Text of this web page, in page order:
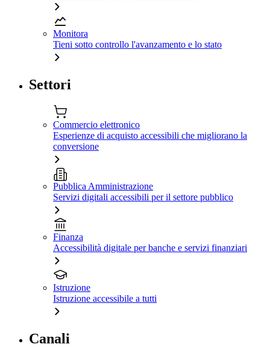
Monitora
Tieni sotto controllo l'avanzamento e lo stato
Settori
Commercio elettronico
Esperienze di acquisto accessibili che migliorano la
conversione
Pubblica Amministrazione
Servizi digitali accessibili per il settore pubblico
Finanza
Accessibilità digitale per banche e servizi finanziari
Istruzione
Istruzione accessibile a tutti
Canali